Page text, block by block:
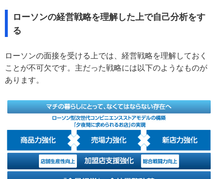
ローソンの経営戦略を理解した上で自己分析をす
る
ローソンの面接を受ける上では、経営戦略を理解しておく
ことが不可欠です。主だった戦略には以下のようなものが
あります。